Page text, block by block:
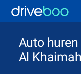
Auto huren
Al